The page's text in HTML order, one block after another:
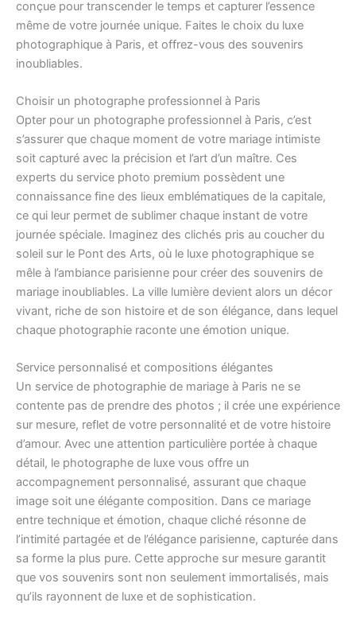
conçue pour transcender le temps et capturer l’essence
même de votre journée unique. Faites le choix du luxe
photographique à Paris, et offrez-vous des souvenirs
inoubliables.
Choisir un photographe professionnel à Paris
Opter pour un photographe professionnel à Paris, c’est
s’assurer que chaque moment de votre mariage intimiste
soit capturé avec la précision et l’art d’un maître. Ces
experts du service photo premium possèdent une
connaissance fine des lieux emblématiques de la capitale,
ce qui leur permet de sublimer chaque instant de votre
journée spéciale. Imaginez des clichés pris au coucher du
soleil sur le Pont des Arts, où le luxe photographique se
mêle à l’ambiance parisienne pour créer des souvenirs de
mariage inoubliables. La ville lumière devient alors un décor
vivant, riche de son histoire et de son élégance, dans lequel
chaque photographie raconte une émotion unique.
Service personnalisé et compositions élégantes
Un service de photographie de mariage à Paris ne se
contente pas de prendre des photos ; il crée une expérience
sur mesure, reflet de votre personnalité et de votre histoire
d’amour. Avec une attention particulière portée à chaque
détail, le photographe de luxe vous offre un
accompagnement personnalisé, assurant que chaque
image soit une élégante composition. Dans ce mariage
entre technique et émotion, chaque cliché résonne de
l’intimité partagée et de l’élégance parisienne, capturée dans
sa forme la plus pure. Cette approche sur mesure garantit
que vos souvenirs sont non seulement immortalisés, mais
qu’ils rayonnent de luxe et de sophistication.